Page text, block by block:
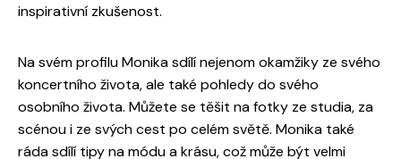
inspirativní zkušenost.
Na svém profilu Monika sdílí nejenom okamžiky ze svého
koncertního života, ale také pohledy do svého
osobního života. Můžete se těšit na fotky ze studia, za
scénou i ze svých cest po celém světě. Monika také
ráda sdílí tipy na módu a krásu, což může být velmi